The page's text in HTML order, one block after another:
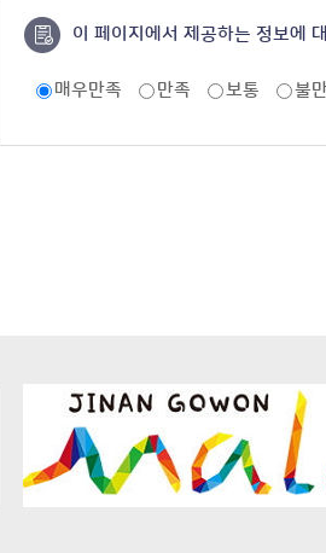
이 페이지에서 제공하는 정보에
매우만족 만족 보통 불